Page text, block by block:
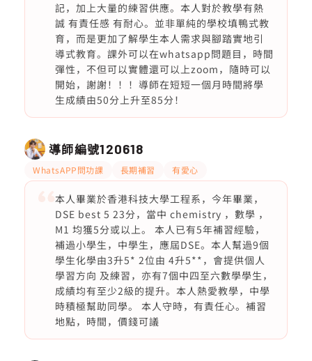
記，加上大量的練習供應。本人對於教學有熱
誠 有責任感 有耐心。並非單純的學校填鴨式教
育，而是更加了解學生本人需求與腳踏實地引
導式教育。課外可以在whatsapp問題目，時間
彈性，不但可以實體還可以上zoom，隨時可以
開始，謝謝！！！導師在短短一個月時間將學
生成績由50分上升至85分！
導師編號120618
WhatsAPP問功課 長期補習 有愛心
本人畢業於香港科技大學工程系，今年畢業，
DSE best 5 23分，當中 chemistry ，數學 ，
M1 均獲5分或以上。 本人已有5年補習經驗，
補過小學生，中學生，應屆DSE。本人幫過9個
學生化學由3升5* 2位由 4升5**，會提供個人
學習方向 及練習，亦有7個中四至六數學學生，
成績均有至少2級的提升。本人熱愛教學，中學
時積極幫助同學。 本人守時，有責任心。補習
地點，時間，價錢可議